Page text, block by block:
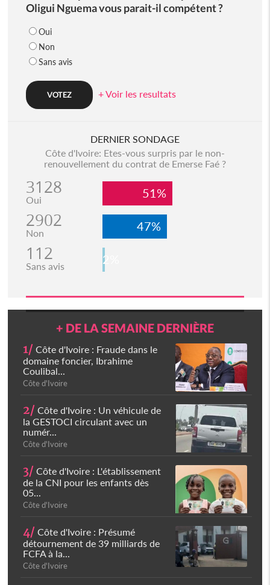
Oligui Nguema vous parait-il compétent ?
Oui
Non
Sans avis
+ Voir les resultats
DERNIER SONDAGE
Côte d'Ivoire: Etes-vous surpris par le non-
renouvellement du contrat de Emerse Faé ?
3128
Oui 51%
2902
Non 47%
112
Sans avis 2%
+ DE LA SEMAINE DERNIÈRE
1/ Côte d'Ivoire : Fraude dans le
domaine foncier, Ibrahime
Coulibal...
Côte d'Ivoire
2/ Côte d'Ivoire : Un véhicule de
la GESTOCI circulant avec un
numér...
Côte d'Ivoire
3/ Côte d'Ivoire : L'établissement
de la CNI pour les enfants dès
05...
Côte d'Ivoire
4/ Côte d'Ivoire : Présumé
détournement de 39 milliards de
FCFA à la...
Côte d'Ivoire